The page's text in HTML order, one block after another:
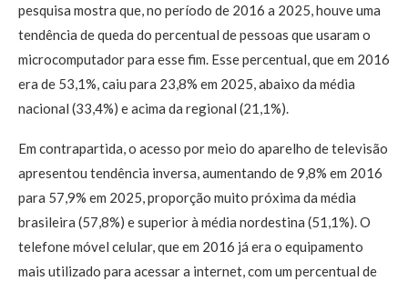
pesquisa mostra que, no período de 2016 a 2025, houve uma
tendência de queda do percentual de pessoas que usaram o
microcomputador para esse fim. Esse percentual, que em 2016
era de 53,1%, caiu para 23,8% em 2025, abaixo da média
nacional (33,4%) e acima da regional (21,1%).
Em contrapartida, o acesso por meio do aparelho de televisão
apresentou tendência inversa, aumentando de 9,8% em 2016
para 57,9% em 2025, proporção muito próxima da média
brasileira (57,8%) e superior à média nordestina (51,1%). O
telefone móvel celular, que em 2016 já era o equipamento
mais utilizado para acessar a internet, com um percentual de